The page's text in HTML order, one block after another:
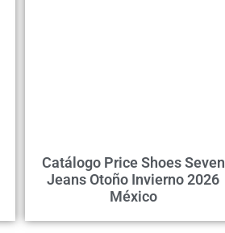
Catálogo Price Shoes Seven
Jeans Otoño Invierno 2026
México